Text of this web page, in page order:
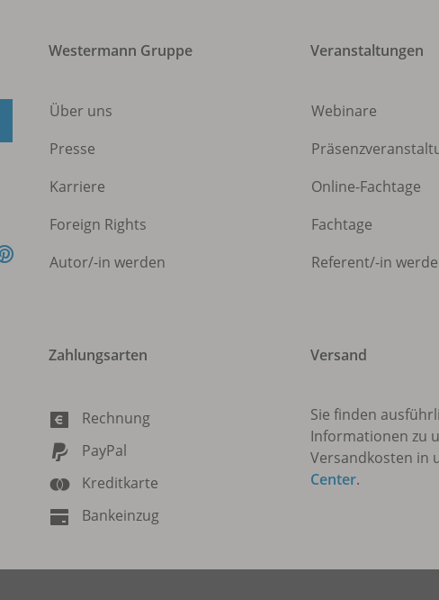
Westermann Gruppe
Über uns
Presse
Karriere
Foreign Rights
Autor/-in werden
Veranstaltungen
Webinare
Online-Fachtage
Fachtage
Referent/-in
Zahlungsarten
Rechnung
PayPal
Kreditkarte
Bankeinzug
Versand
Sie finden
Informationen zu
Versandkosten in
Center.